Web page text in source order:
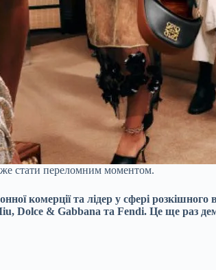
стати переломним моментом.
комерції та лідер у сфері
Dolce & Gabbana та Fendi. Це ще раз